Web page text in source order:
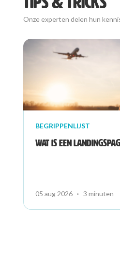
Onze experten delen hun
BEGRIPPENLIJST
Wat is een
05 aug 2026 · 3 minuten